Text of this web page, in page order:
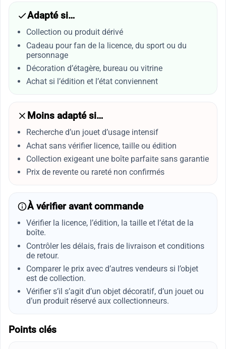
Adapté si…
Collection ou produit dérivé
Cadeau pour fan de la licence, du sport ou du
personnage
Décoration d’étagère, bureau ou vitrine
Achat si l’édition et l’état conviennent
Moins adapté si…
Recherche d’un jouet d’usage intensif
Achat sans vérifier licence, taille ou édition
Collection exigeant une boîte parfaite sans garantie
Prix de revente ou rareté non confirmés
À vérifier avant commande
Vérifier la licence, l’édition, la taille et l’état de la
boîte.
Contrôler les délais, frais de livraison et conditions
de retour.
Comparer le prix avec d’autres vendeurs si l’objet
est de collection.
Vérifier s’il s’agit d’un objet décoratif, d’un jouet ou
d’un produit réservé aux collectionneurs.
Points clés